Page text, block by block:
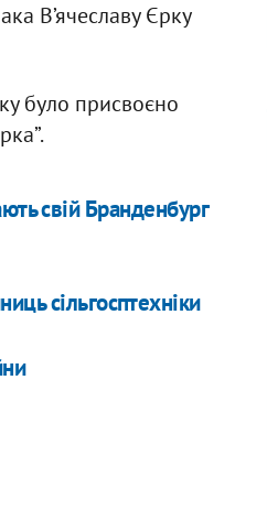
В’ячеславу Єрку
було присвоєно
свій Бранденбург
сільгосптехніки